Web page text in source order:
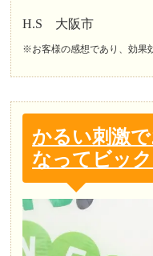
H.S 大阪市
※お客様の感想であり、効果
かるい刺激
なってビック